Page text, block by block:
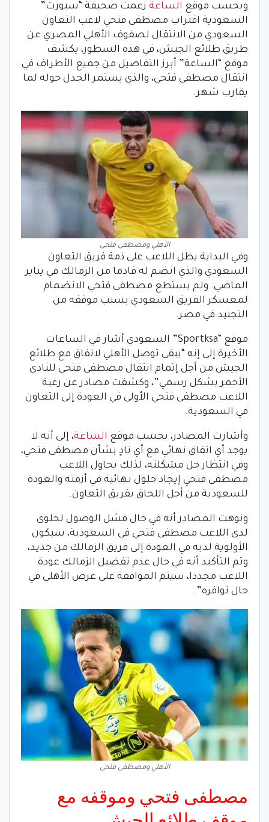
وبحسب موقع الساعة زعمت صحيفة “سبورت”
السعودية اقتراب مصطفى فتحي لاعب التعاون
السعودي من الانتقال لصفوف الأهلي المصري عن
طريق طلائع الجيش، في هذه السطور، يكشف
موقع “الساعة” أبرز التفاصيل من جميع الأطراف في
انتقال مصطفى فتحي، والذي يستمر الجدل حوله لما
يقارب شهر.
الأهلي ومصطفى فتحى
وفي البداية يظل اللاعب على ذمة فريق التعاون
السعودي والذي انضم له قادما من الزمالك في يناير
الماضي. ولم يستطع مصطفى فتحي الانضمام
لمعسكر الفريق السعودي بسبب موقفه من
التجنيد في مصر.
موقع “Sportksa” السعودي أشار في الساعات
الأخيرة إلى إنه “يبقى توصل الأهلي لاتفاق مع طلائع
الجيش من أجل إتمام انتقال مصطفى فتحي للنادي
الأحمر بشكل رسمي”، وكشفت مصادر عن رغبة
اللاعب مصطفى فتحي الأولى في العودة إلى التعاون
في السعودية.
وأشارت المصادر، بحسب موقع الساعة، إلى أنه لا
يوجد أي اتفاق نهائي مع أي نادٍ بشأن مصطفى فتحي،
وفي انتظار حل مشكلته، لذلك يحاول اللاعب
مصطفى فتحي إيجاد حلول نهائية في أزمته والعودة
للسعودية من أجل اللحاق بفريق التعاون.
ونوهت المصادر أنه في حال فشل الوصول لحلوى
لدى اللاعب مصطفى فتحي في السعودية، سيكون
الأولوية لديه في العودة إلى فريق الزمالك من جديد،
وتم التأكيد أنه في حال عدم تفضيل الزمالك عودة
اللاعب مجددا، سيتم الموافقة على عرض الأهلي في
حال توافره”.
الأهلي ومصطفى فتحى
مصطفى فتحي وموقفه مع